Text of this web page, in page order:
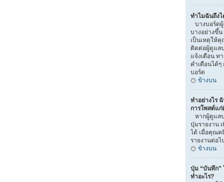
ทำไมฉันถึง
บางบอร์ด
บางอย่างขึ้
เป็นเหตุให้
ติดต่อผู้ดูแล
แจ้งเตือน ท
คำเตือนได้
บอร์ด
ข้างบน
ทำอย่างไร
การโพสต์แ
หากผู้ดูแล
ปุ่มรายงาน
ได้ เมื่อคุณค
รายงานต่อไ
ข้างบน
ปุ่ม “บันทึก”
ทำอะไร?